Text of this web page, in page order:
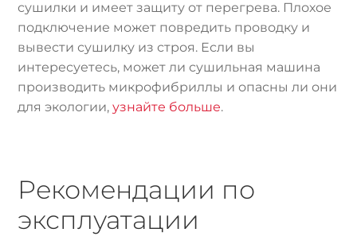
сушилки и имеет защиту от перегрева. Плохое
подключение может повредить проводку и
вывести сушилку из строя. Если вы
интересуетесь, может ли сушильная машина
производить микрофибриллы и опасны ли они
для экологии,узнайте больше.
Рекомендации по
эксплуатации